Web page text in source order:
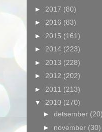
► 2017 (80)
► 2016 (83)
► 2015 (161)
► 2014 (223)
► 2013 (228)
► 2012 (202)
► 2011 (213)
▼ 2010 (270)
► detsember (20)
► november (30)